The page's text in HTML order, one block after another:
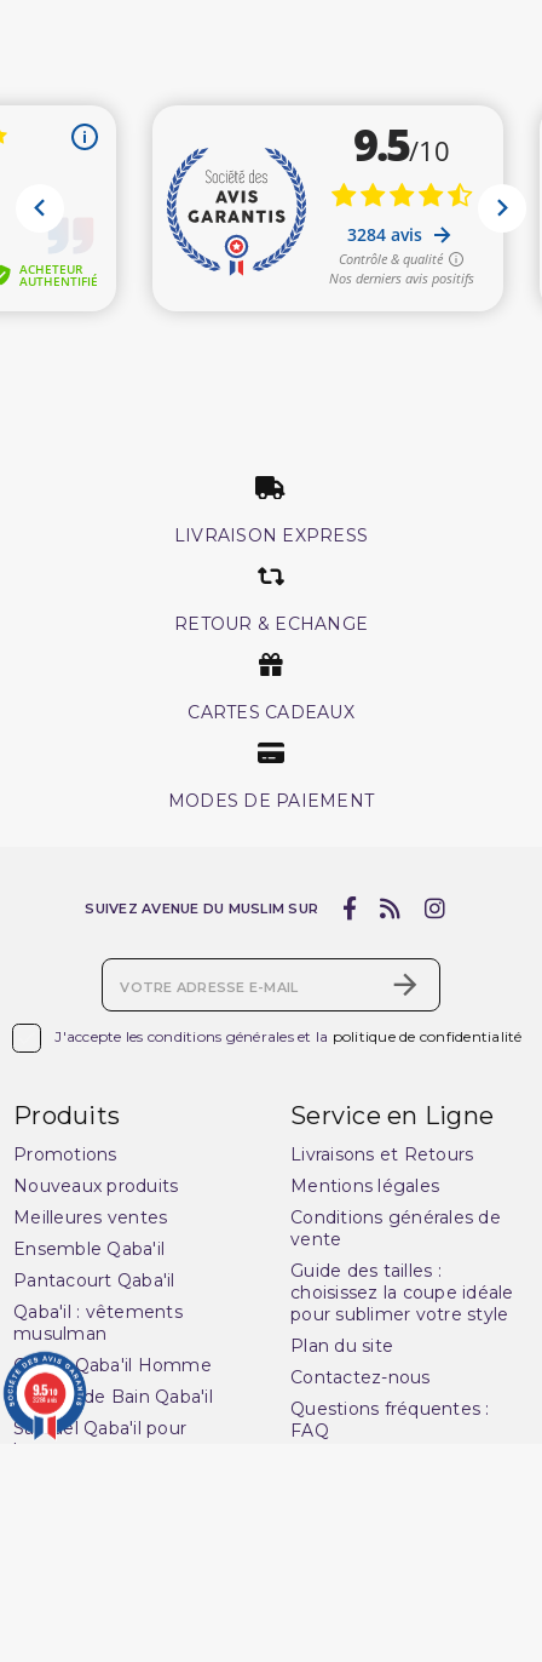
LIVRAISON EXPRESS
RETOUR & ECHANGE
CARTES CADEAUX
MODES DE PAIEMENT
J'accepte les conditions générales et la politique de confidentialité
SUIVEZ AVENUE DU MUSLIM SUR
Produits
Promotions
Nouveaux produits
Meilleures ventes
Ensemble Qaba'il
Pantacourt Qaba'il
Qaba'il : vêtements
musulman
Qamis Qaba'il Homme
Sarouel de Bain Qaba'il
Sarouel Qaba'il pour
homme
Service en Ligne
Livraisons et Retours
Mentions légales
Conditions générales de
vente
Guide des tailles :
choisissez la coupe idéale
pour sublimer votre style
Plan du site
Contactez-nous
Questions fréquentes :
FAQ
9.5/10
3284 avis